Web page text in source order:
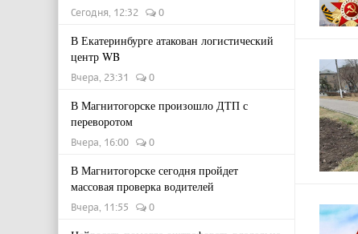
Сегодня, 12:32 0
В Екатеринбурге атакован логистический
центр WB
Вчера, 23:31 0
В Магнитогорске произошло ДТП с
переворотом
Вчера, 16:00 0
В Магнитогорске сегодня пройдет
массовая проверка водителей
Вчера, 11:55 0